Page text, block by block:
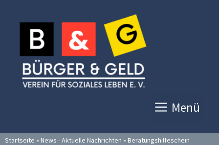
Inhalt
springen
Menü
Startseite » News - Aktuelle Nachrichten » Beratungshilfeschein